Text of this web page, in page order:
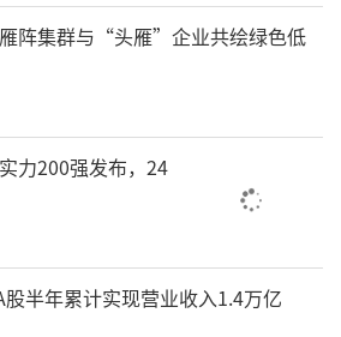
阵集群与“头雁”企业共绘绿色低
力200强发布，24
半年累计实现营业收入1.4万亿